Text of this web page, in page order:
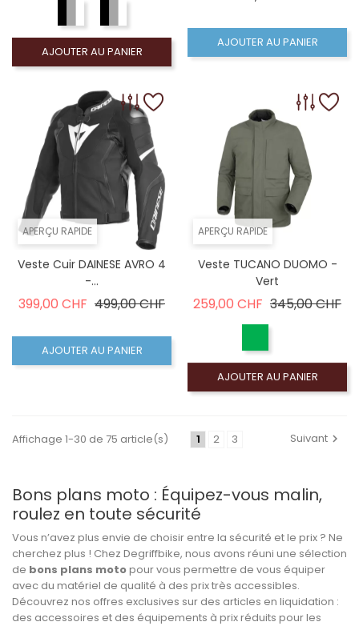
AJOUTER AU PANIER
AJOUTER AU PANIER
APERÇU RAPIDE
Veste Cuir DAINESE AVRO 4
-...
399,00 CHF Prix de base
499,00 CHFPrix
AJOUTER AU PANIER
APERÇU RAPIDE
Veste TUCANO DUOMO -
Vert
259,00 CHF Prix de base
345,00 CHF
AJOUTER AU PANIER
Affichage 1-30 de 75 article(s) 1 2 3 Suivant
Bons plans moto : Équipez-vous malin,
roulez en toute sécurité
Vous n’avez plus envie de choisir entre la sécurité et le prix ? Ne
cherchez plus ! Chez Degriffbike, nous avons réuni une sélection
de bons plans motopour vous permettre de vous équiper
avec du matériel de qualité à des prix très accessibles.
Découvrez nos offres exclusives sur des articles en liquidation :
des accessoires et des équipements à prix réduits pour les